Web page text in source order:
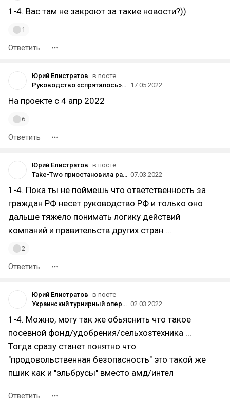
1-4. Вас там не закроют за такие новости?))
1
Ответить
Юрий Елистратов в посте
Руководство «спряталось», на увольнение возникла очередь: сотрудники Wargaming о ситуации в минском офисе 17.05.2022
На проекте с 4 апр 2022
6
Ответить
Юрий Елистратов в посте
Take-Two приостановила работу в России и Беларуси 07.03.2022
1-4. Пока ты не поймешь что ответственность за
граждан РФ несет руководство РФ и только оно
дальше тяжело понимать логику действий
компаний и правительств других стран ...
2
Ответить
Юрий Елистратов в посте
Украинский турнирный оператор WePlay Esports начал блокировать российских пользователей на своей платформе 02.03.2022
1-4. Можно, могу так же обьяснить что такое
посевной фонд/удобрения/сельхозтехника ...
Тогда сразу станет понятно что
"продовольственная безопасность" это такой же
пшик как и "эльбрусы" вместо амд/интел
Ответить